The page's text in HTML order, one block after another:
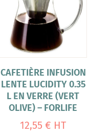
CAFETIÈRE INFUSION
LENTE LUCIDITY 0.35
L EN VERRE (VERT
OLIVE) – FORLIFE
12,55€ HT